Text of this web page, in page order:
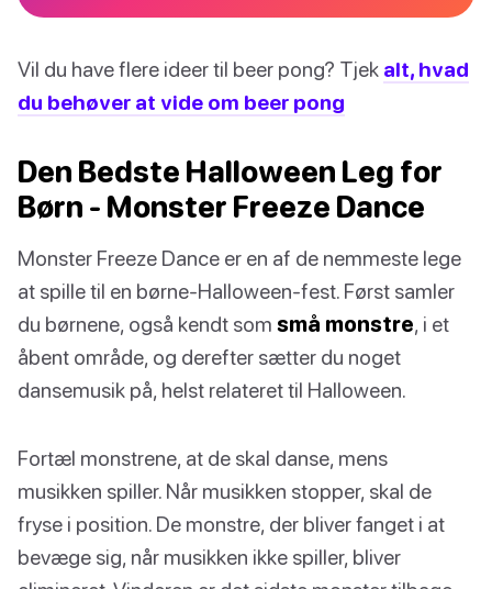
Vil du have flere ideer til beer pong? Tjek alt, hvad
du behøver at vide om beer pong
Den Bedste Halloween Leg for
Børn - Monster Freeze Dance
Monster Freeze Dance er en af de nemmeste lege
at spille til en børne-Halloween-fest. Først samler
du børnene, også kendt som små monstre, i et
åbent område, og derefter sætter du noget
dansemusik på, helst relateret til Halloween.
Fortæl monstrene, at de skal danse, mens
musikken spiller. Når musikken stopper, skal de
fryse i position. De monstre, der bliver fanget i at
bevæge sig, når musikken ikke spiller, bliver